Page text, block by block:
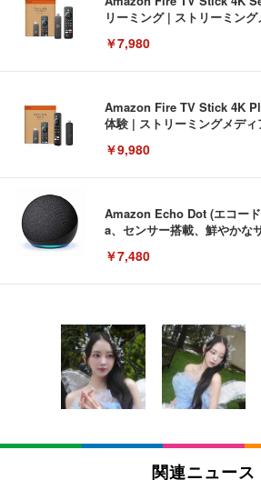
リーミング | ストリーミン
￥7,980
Amazon Fire TV Stick 4K
体験 | ストリーミングメデ
￥9,980
Amazon Echo Dot (エコー
a、センサー搭載、鮮やかな
￥7,480
[EdoErgo] オフィスチェア
い 跳ね上げ式アームレスト
キング pc 事務椅子 360度回
ン樹脂ベース 通気性メッシ
(黒網+黒枠+黒足)
￥5,699
SIHOO B100 オフィスチェ
ュチェア 人間工学 疲れない
EIZO ビジネス向けプレミア
EV3240X-WT | 31.5型4K
イト
￥105,595
EIZO ビジネス向けプレミ
Amazonベーシック ペットシ
回使い捨て 無香料 ホワイト
￥3,373
Amazonベーシック ペット
x2袋(84枚) ホワイト(吸収面:
関連ニュース